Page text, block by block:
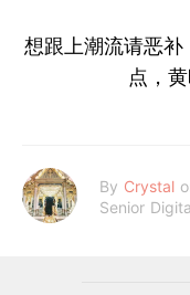
想跟上潮流请恶
点，
By Crystal
Senior